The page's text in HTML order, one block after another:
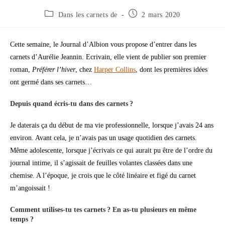
Dans les carnets de 2 mars 2020
Cette semaine, le Journal d’Albion vous propose d’entrer dans les
carnets d’Aurélie Jeannin. Ecrivain, elle vient de publier son premier
roman, Préférer l’hiver, chez Harper Collins , dont les premières idées
ont germé dans ses carnets…
Depuis quand écris-tu dans des carnets ?
Je daterais ça du début de ma vie professionnelle, lorsque j’avais 24 ans
environ. Avant cela, je n’avais pas un usage quotidien des carnets.
Même adolescente, lorsque j’écrivais ce qui aurait pu être de l’ordre du
journal intime, il s’agissait de feuilles volantes classées dans une
chemise. A l’époque, je crois que le côté linéaire et figé du carnet
m’angoissait !
Comment utilises-tu tes carnets ? En as-tu plusieurs en même
temps ?